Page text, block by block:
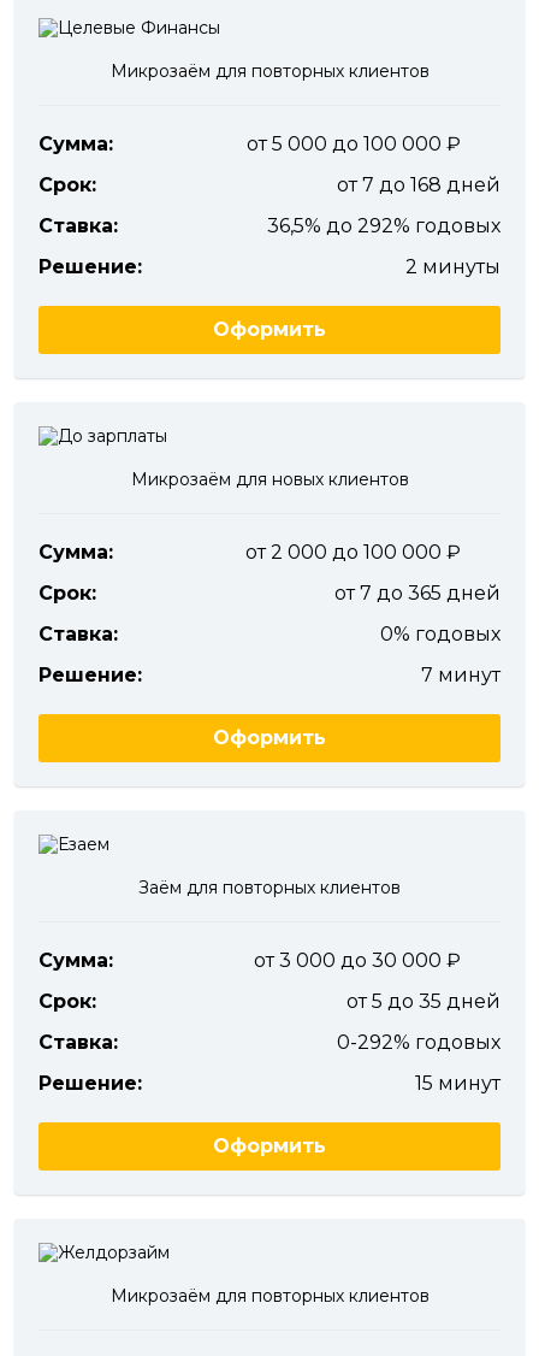
Микрозаём для повторных клиентов
Сумма:
от 5 000 до 100 000
Срок:
от 7 до 168 дней
Ставка:
36,5% до 292% годовых
Решение:
2 минуты
Оформить
Микрозаём для новых клиентов
Сумма:
от 2 000 до 100 000
Срок:
от 7 до 365 дней
Ставка:
0% годовых
Решение:
7 минут
Оформить
Заём для повторных клиентов
Сумма:
от 3 000 до 30 000
Срок:
от 5 до 35 дней
Ставка:
0-292% годовых
Решение:
15 минут
Оформить
Микрозаём для повторных клиентов